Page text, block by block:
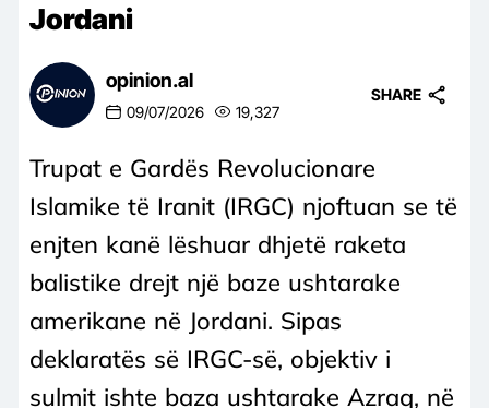
Jordani
opinion.al
09/07/2026 19,327
SHARE
Trupat e Gardës Revolucionare
Islamike të Iranit (IRGC) njoftuan se të
enjten kanë lëshuar dhjetë raketa
balistike drejt një baze ushtarake
amerikane në Jordani. Sipas
deklaratës së IRGC-së, objektiv i
sulmit ishte baza ushtarake Azraq, në